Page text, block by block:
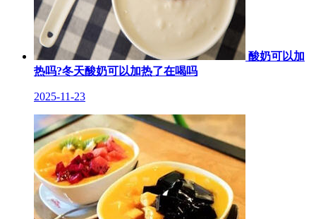
酸奶可以加
热吗?冬天酸奶可以加热了在喝吗
2025-11-23